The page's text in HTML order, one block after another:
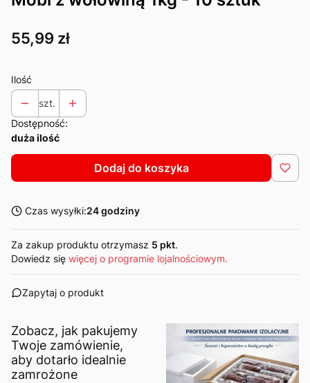
Cena
55,99 zł
Ilość
szt.
Dostępność:
duża ilość
Dodaj do koszyka
Czas wysyłki:24 godziny
Za zakup produktu otrzymasz 5 pkt.
Dowiedz się więcej o programie lojalnościowym.
Zapytaj o produkt
Zobacz, jak pakujemy
Twoje zamówienie,
aby dotarło idealnie
zamrożone